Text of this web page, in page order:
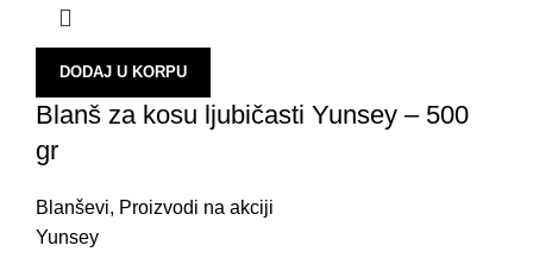
DODAJ U KORPU
Blanš za kosu ljubičasti Yunsey – 500
gr
Blanševi, Proizvodi na akciji
Yunsey